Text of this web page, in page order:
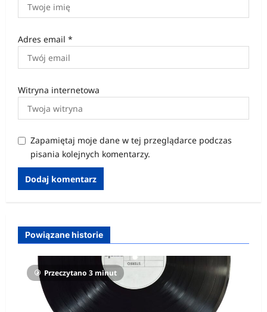
Adres email *
Witryna internetowa
Zapamiętaj moje dane w tej przeglądarce podczas
pisania kolejnych komentarzy.
Powiązane historie
Przeczytano 3 minut